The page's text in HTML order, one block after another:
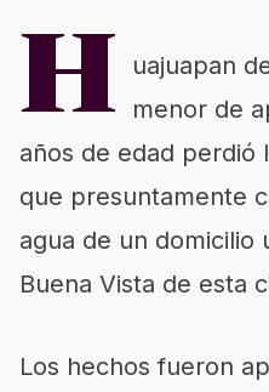
H
uajuapan
menor de
años de edad perdió
que presuntamente
agua de un domicilio
Buena Vista de esta
Los hechos fueron